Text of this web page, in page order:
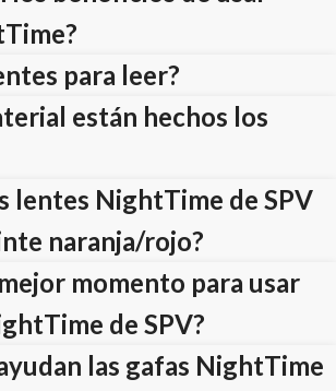
para leer?
están hechos los
lentes NightTime de SPV
naranja/rojo?
momento para usar
de SPV?
las gafas NightTime